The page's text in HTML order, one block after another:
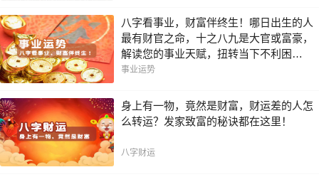
八字看事业，财富伴终生！哪日出生的人
最有财官之命，十之八九是大官或富豪，
解读您的事业天赋，扭转当下不利困
局！！
事业运势
身上有一物，竟然是财富，财运差的人怎
么转运？发家致富的秘诀都在这里！
八字财运